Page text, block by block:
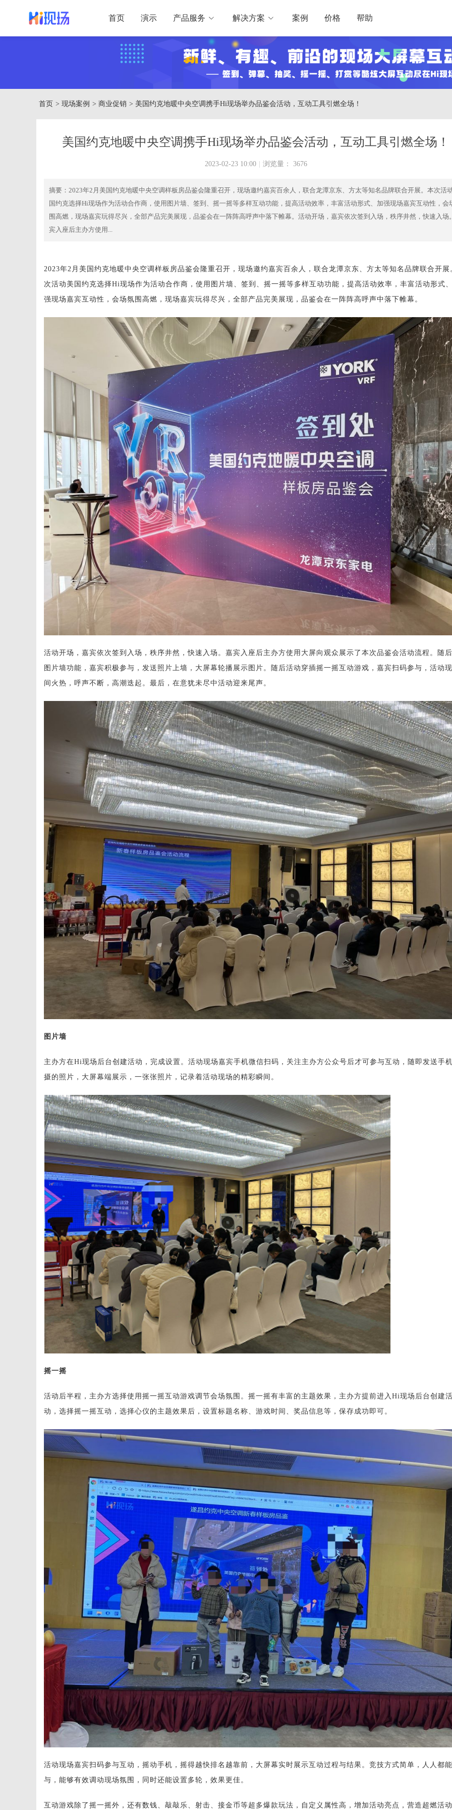
首页 演示 产品服务 解决方案 案例 价格 帮助
首页 > 现场案例 > 商业促销 > 美国约克地暖中央空调携手Hi现场举办品鉴会活动，互动工具引燃全场！
美国约克地暖中央空调携手Hi现场举办品鉴会活动，互动工具引燃全场！
2023-02-23 10:00 | 浏览量： 3676
摘要： 2023年2月美国约克地暖中央空调样板房品鉴会隆重召开，现场邀约嘉宾百余人，联合龙潭京东、方太等知名品牌联合开展。本次活
国约克选择Hi现场作为活动合作商，使用图片墙、签到、摇一摇等多样互动功能，提高活动效率，丰富活动形式、加强现场嘉宾互动性，会
围高燃，现场嘉宾玩得尽兴，全部产品完美展现，品鉴会在一阵阵高呼声中落下帷幕。活动开场，嘉宾依次签到入场，秩序井然，快速入场
宾入座后主办方使用...
2023年2月美国约克地暖中央空调样板房品鉴会隆重召开，现场邀约嘉宾百余人，联合龙潭京东、方太等知名品牌联合开展
次活动美国约克选择Hi现场作为活动合作商，使用图片墙、签到、摇一摇等多样互动功能，提高活动效率，丰富活动形式
强现场嘉宾互动性，会场氛围高燃，现场嘉宾玩得尽兴，全部产品完美展现，品鉴会在一阵阵高呼声中落下帷幕。
活动开场，嘉宾依次签到入场，秩序井然，快速入场。嘉宾入座后主办方使用大屏向观众展示了本次品鉴会活动流程。随
图片墙功能，嘉宾积极参与，发送照片上墙，大屏幕轮播展示图片。随后活动穿插摇一摇互动游戏，嘉宾扫码参与，活动
间火热，呼声不断，高潮迭起。最后，在意犹未尽中活动迎来尾声。
图片墙
主办方在Hi现场后台创建活动，完成设置。活动现场嘉宾手机微信扫码，关注主办方公众号后才可参与互动，随即发送手
摄的照片，大屏幕端展示，一张张照片，记录着活动现场的精彩瞬间。
摇一摇
活动后半程，主办方选择使用摇一摇互动游戏调节会场氛围。摇一摇有丰富的主题效果，主办方提前进入Hi现场后台创建
动，选择摇一摇互动，选择心仪的主题效果后，设置标题名称、游戏时间、奖品信息等，保存成功即可。
活动现场嘉宾扫码参与互动，摇动手机，摇得越快排名越靠前，大屏幕实时展示互动过程与结果。竞技方式简单，人人都
与，能够有效调动现场氛围，同时还能设置多轮，效果更佳。
互动游戏除了摇一摇外，还有数钱、敲敲乐、射击、接金币等超多爆款玩法，自定义属性高，增加活动亮点，营造超燃活